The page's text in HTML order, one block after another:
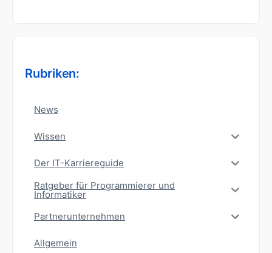
Rubriken:
News
Wissen
Der IT-Karriereguide
Ratgeber für Programmierer und
Informatiker
Partnerunternehmen
Allgemein